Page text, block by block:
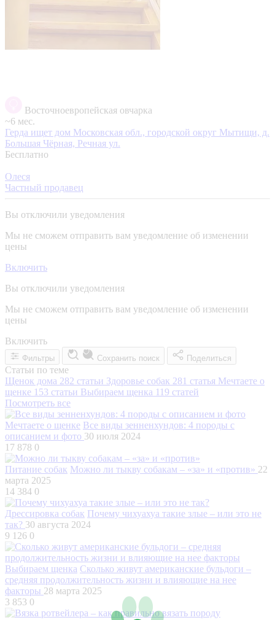
Восточноевропейская овчарка
~6 мес.
Герда ищет дом Московская обл., городской округ Мытищи, д.
Большая Чёрная, Речная ул.
Бесплатно
Олеся
Частный продавец
Вы отключили уведомления
Мы не сможем отправить вам уведомление об изменении
цены
Включить
Вы отключили уведомления
Мы не сможем отправить вам уведомление об изменении
цены
Включить
Фильтры Сохранить поиск Поделиться
Статьи по теме
Щенок дома 282 статьи Здоровье собак 281 статья Мечтаете о
щенке 153 статьи Выбираем щенка 119 статей
Посмотреть все
Мечтаете о щенке Все виды зенненхундов: 4 породы с
описанием и фото 30 июля 2024
17 878 0
Питание собак Можно ли тыкву собакам – «за» и «против» 22
марта 2025
14 384 0
Дрессировка собак Почему чихуахуа такие злые – или это не
так? 30 августа 2024
9 126 0
Выбираем щенка Сколько живут американские бульдоги –
средняя продолжительность жизни и влияющие на нее
факторы 28 марта 2025
3 853 0